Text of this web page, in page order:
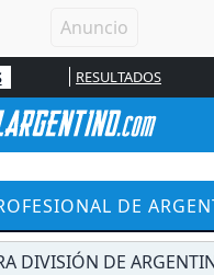
RESULTADOS
DE
DIVISIÓN DE